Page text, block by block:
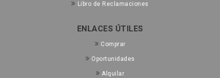
Libro de Reclamaciones
ENLACES ÚTILES
Comprar
Oportunidades
Alquilar